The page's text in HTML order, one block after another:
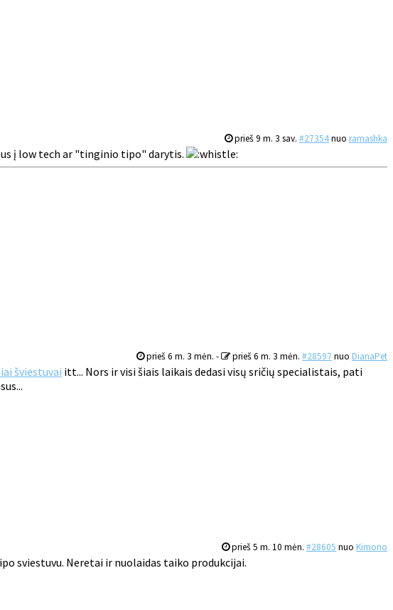
prieš 9 m. 3 sav. #27354nuo ramashka
į low tech ar "tinginio tipo" darytis.
prieš 6 m. 3 mėn. - prieš 6 m. 3 mėn. #28597 nuo DianaPet
šviestuvai itt... Nors ir visi šiais laikais dedasi visų sričių specialistais, pati
prieš 5 m. 10 mėn. #28605 nuo Kimono
sviestuvu. Neretai ir nuolaidas taiko produkcijai.